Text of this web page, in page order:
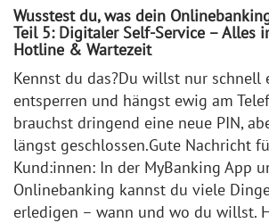
Wusstest du, was dein
Teil 5: Digitaler Self-Service – Alles
Hotline & Wartezeit
Kennst du das?Du willst nur schnell
entsperren und hängst ewig am
brauchst dringend eine neue PIN,
längst geschlossen.Gute Nachricht
Kund:innen: In der MyBanking App
Onlinebanking kannst du viele
erledigen – wann und wo du willst.